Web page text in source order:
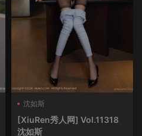
沈如斯
[XiuRen秀人网] Vol.11318
沈如斯